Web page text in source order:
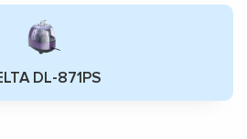
DL-871PS